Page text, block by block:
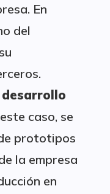
En
del
caso, se
prototipos
la empresa
en